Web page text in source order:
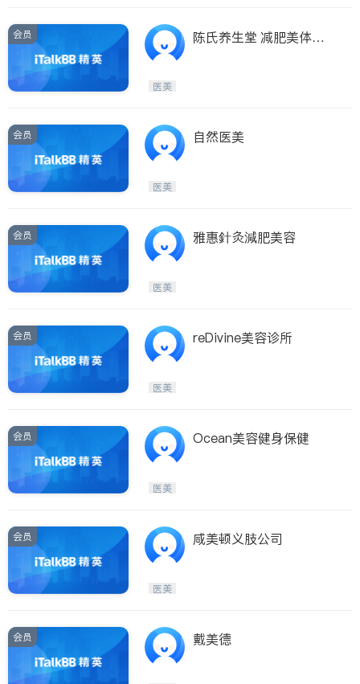
会员
陈氏养生堂 减肥美体专
医美
会员 自然医美
医美
会员 雅惠針灸減肥美容
医美
会员 reDivine美容诊所
医美
会员 Ocean美容健身保健
医美
会员 咸美顿义肢公司
医美
会员 戴美德